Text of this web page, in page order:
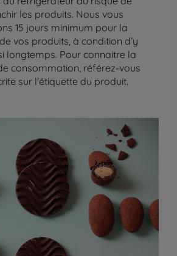
les produits. Nous vous
15 jours minimum pour la
vos produits, à condition d’y
longtemps. Pour connaitre la
consommation, référez-vous
sur l'étiquette du produit.